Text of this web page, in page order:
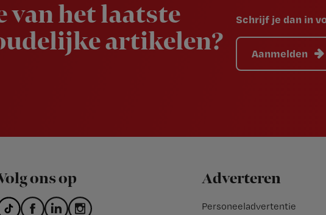
van het laatste
artikelen?
Schrijf je dan in
Aanmelden
ons op Adverteren
Personeeladvertentie